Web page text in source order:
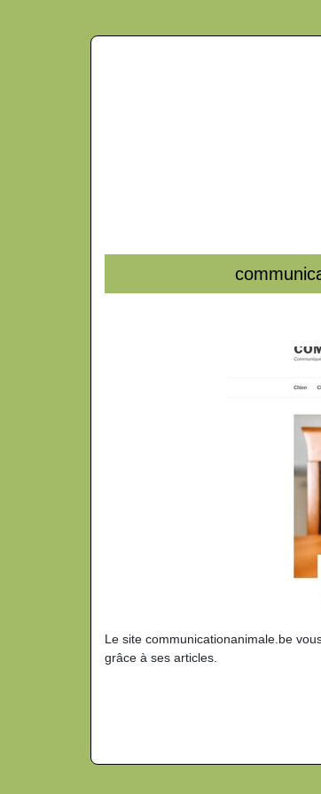
Le site communicationanimale.be
grâce à ses articles.